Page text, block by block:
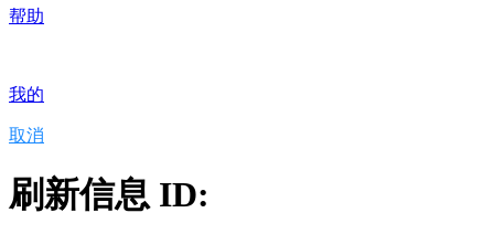
帮助
我的
取消
刷新信息 ID: